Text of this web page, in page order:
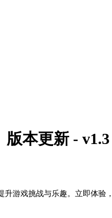
版本更新 -
游戏挑战与乐趣。立即体验